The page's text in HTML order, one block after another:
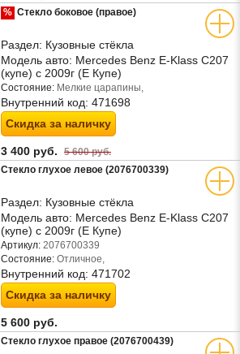
% Стекло боковое (правое)
Раздел: Кузовные стёкла
Модель авто: Mercedes Benz E-Klass C207
(купе) с 2009г (Е Купе)
Состояние: Мелкие царапины,
Внутренний код: 471698
Скидка за наличку
3 400 руб. 5 600 руб.
Стекло глухое левое (2076700339)
Раздел: Кузовные стёкла
Модель авто: Mercedes Benz E-Klass C207
(купе) с 2009г (Е Купе)
Артикул: 2076700339
Состояние: Отличное,
Внутренний код: 471702
Скидка за наличку
5 600 руб.
Стекло глухое правое (2076700439)